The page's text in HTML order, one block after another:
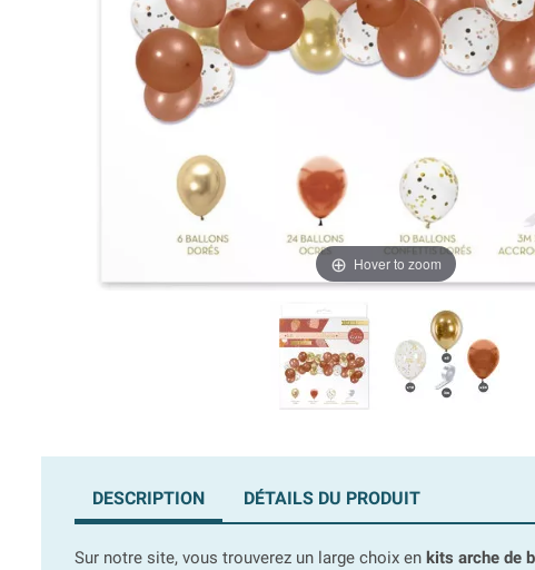
Hover to zoom
DESCRIPTION DÉTAILS DU PRODUIT
Sur notre site, vous trouverez un large choix en kits arche de